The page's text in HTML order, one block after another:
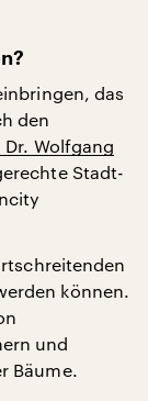
das
den
Dr. Wolfgang
Stadt-
können.
und
Bäume.